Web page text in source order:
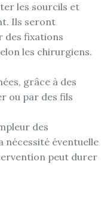
les sourcils et
Ils seront
des fixations
les chirurgiens.
grâce à des
ou par des fils
des
nécessité éventuelle
peut durer